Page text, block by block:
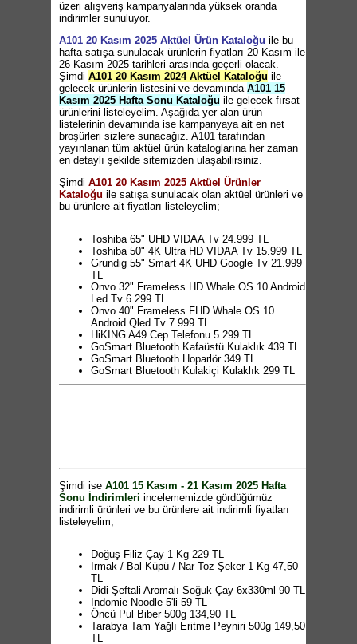
üzeri alışveriş kampanyalarında yüksek oranda
indirimler sunuluyor.
A101 20 Kasım 2025 Aktüel Ürün Kataloğu ile bu
hafta satışa sunulacak ürünlerin fiyatları 20 Kasım ile
26 Kasım 2025 tarihleri arasında geçerli olacak.
Şimdi A101 20 Kasım 2024 Aktüel Kataloğu ile
gelecek ürünlerin listesini ve devamında A101 15
Kasım 2025 Hafta Sonu Kataloğu ile gelecek fırsat
ürünlerini listeleyelim. Aşağıda yer alan ürün
listelerinin devamında ise kampanyaya ait en net
broşürleri sizlere sunacağız. A101 tarafından
yayınlanan tüm aktüel ürün kataloglarına her zaman
en detaylı şekilde sitemizden ulaşabilirsiniz.
Şimdi A101 20 Kasım 2025 Aktüel Ürünler
Kataloğu ile satışa sunulacak olan aktüel ürünleri ve
bu ürünlere ait fiyatları listeleyelim;
Toshiba 65" UHD VIDAA Tv 24.999 TL
Toshiba 50" 4K Ultra HD VIDAA Tv 15.999 TL
Grundig 55" Smart 4K UHD Google Tv 21.999
TL
Onvo 32" Frameless HD Whale OS 10 Android
Led Tv 6.299 TL
Onvo 40" Frameless FHD Whale OS 10
Android Qled Tv 7.999 TL
HiKING A49 Cep Telefonu 5.299 TL
GoSmart Bluetooth Kafaüstü Kulaklık 439 TL
GoSmart Bluetooth Hoparlör 349 TL
GoSmart Bluetooth Kulakiçi Kulaklık 299 TL
TRAX 4'ü 1 Arada Kablosuz Bluetooth
Pierre Cardin Boyun ve Sırt Masaj Aleti 1.199
Pierre Cardin Erkek Bakım Seti 999 TL
Samsung Cyclone Süpürge 4.799 TL
Onvo Saç Kurutma Makinesi 1.499 TL
Pierre Cardin 5 in 1 Şekillendirici Set 1.599 TL
Onvo Halı ve Koltuk Yıkama Makinesi 3.799
TL
Onvo Dijital Çay Makinesi 1.799 TL
Pierre Cardin Akıllı Vücut Analiz Baskülü 599
TL
Vivaldi Seramik Basık Tencere 599 TL
Vivaldi Seramik Tava 399 TL
Vivaldi Seramik Kapaklı Sahan 399 TL
Şimdi ise A101 15 Kasım - 21 Kasım 2025 Hafta
Sonu İndirimleri incelememizde gördüğümüz
indirimli ürünleri ve bu ürünlere ait indirimli fiyatları
listeleyelim;
Doğuş Filiz Çay 1 Kg 229 TL
Irmak / Bal Küpü / Nar Toz Şeker 1 Kg 47,50
TL
Didi Şeftali Aromalı Soğuk Çay 6x330ml 90 TL
Indomie Noodle 5'li 59 TL
Öncü Pul Biber 500g 134,90 TL
Tarabya Tam Yağlı Eritme Peyniri 500g 149,50
TL